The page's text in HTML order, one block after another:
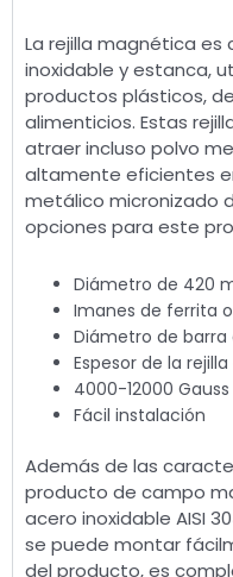
La rejilla magnética
inoxidable y estanca,
productos plásticos,
alimenticios. Estas
atraer incluso polvo
altamente eficientes
metálico micronizado
opciones para este
Diámetro de 420
Imanes de ferrita
Diámetro de
Espesor de la
4000-12000
Fácil instalación
Además de las
producto de campo
acero inoxidable AISI
se puede montar
del producto, es